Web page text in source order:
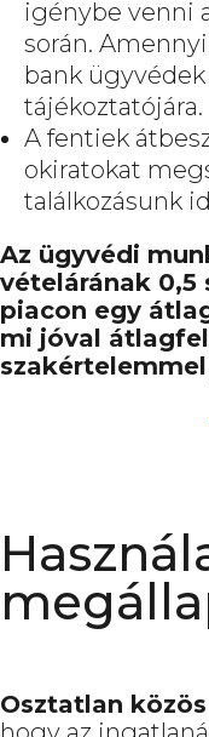
igénybe venni
során.
bank
tájékoztatójára.
A fentiek
okiratokat
találkozásunk
Az ügyvédi
vételárának 0,5
piacon egy
mi jóval
Osztatlan